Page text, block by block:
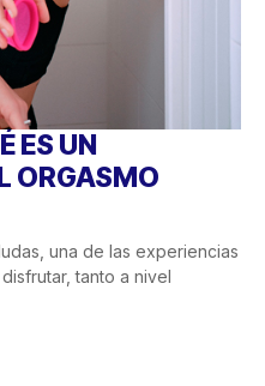
ES UN
ORGASMO
una de las experiencias
tanto a nivel